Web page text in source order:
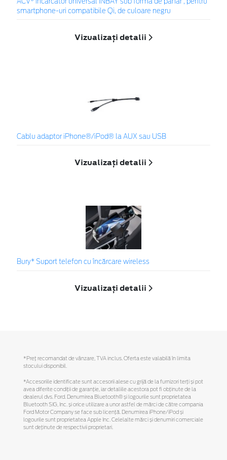
ACV* Încărcător universal INBAY sub formă de pahar , pentru
smartphone-uri compatibile Qi, de culoare negru
Vizualizați detalii
Cablu adaptor iPhone®/iPod® la AUX sau USB
Vizualizați detalii
Bury* Suport telefon cu încărcare wireless
Vizualizați detalii
*Preţ recomandat de vânzare, TVA inclus. Oferta este valabilă în limita
stocului disponibil.
*Accesoriile identificate sunt accesorii alese cu grijă de la furnizori terți și pot
avea diferite condiții de garanție, iar detaliile acestora pot fi obținute de la
dealerul dvs. Ford. Denumirea Bluetooth® și logourile sunt proprietatea
Bluetooth SIG, Inc. și orice utilizare a unor astfel de mărci de către compania
Ford Motor Company se face sub licență. Denumirea iPhone/iPod și
logourile sunt proprietatea Apple Inc. Celelalte mărci și denumiri comerciale
sunt deținute de respectivii proprietari.